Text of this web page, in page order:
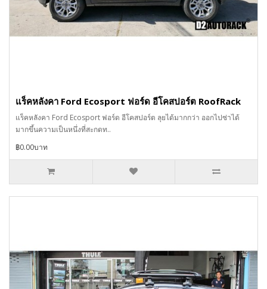
แร็คหลังคา Ford Ecosport ฟอร์ด อีโคสปอร์ต RoofRack
แร็คหลังคา Ford Ecosport ฟอร์ด อีโคสปอร์ต ลุยได้มากกว่า ออกไปซ่าได้
มากขึ้นความเป็นหนึ่งที่สะกดท..
฿0.00บาท